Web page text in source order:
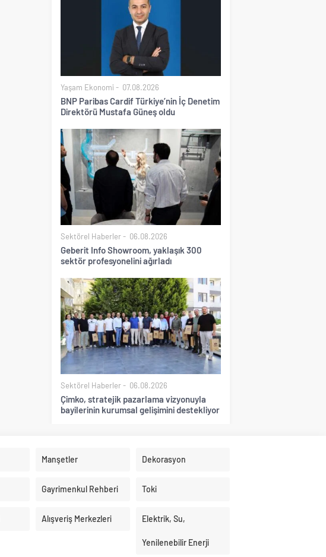
Yaşam Ekonomi 07.08.2026
BNP Paribas Cardif Türkiye’nin İç Denetim
Direktörü Mustafa Güneş oldu
Sektörel Haberler 06.08.2026
Geberit Info Showroom, yaklaşık 300
sektör profesyonelini ağırladı
Sektörel Haberler 06.08.2026
Çimko, stratejik pazarlama vizyonuyla
bayilerinin kurumsal gelişimini destekliyor
Manşetler Dekorasyon
Gayrimenkul Rehberi Toki
Alışveriş Merkezleri Elektrik, Su,
Yenilenebilir Enerji